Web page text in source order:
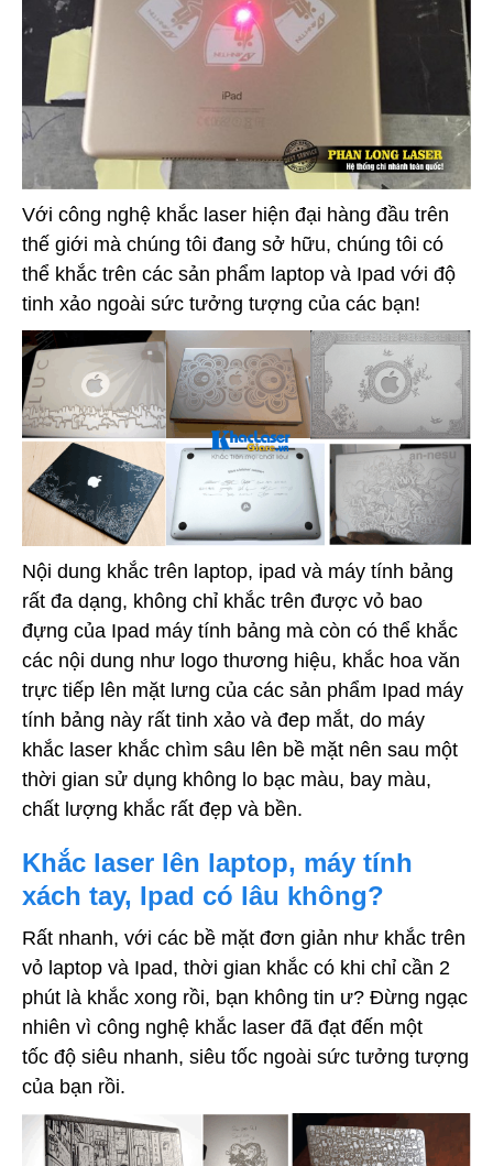
Với công nghệ khắc laser hiện đại hàng đầu trên
thế giới mà chúng tôi đang sở hữu, chúng tôi có
thể khắc trên các sản phẩm laptop và Ipad với độ
tinh xảo ngoài sức tưởng tượng của các bạn!
Nội dung khắc trên laptop, ipad và máy tính bảng
rất đa dạng, không chỉ khắc trên được vỏ bao
đựng của Ipad máy tính bảng mà còn có thể khắc
các nội dung như logo thương hiệu, khắc hoa văn
trực tiếp lên mặt lưng của các sản phẩm Ipad máy
tính bảng này rất tinh xảo và đep mắt, do máy
khắc laser khắc chìm sâu lên bề mặt nên sau một
thời gian sử dụng không lo bạc màu, bay màu,
chất lượng khắc rất đẹp và bền.
Khắc laser lên laptop, máy tính
xách tay, Ipad có lâu không?
Rất nhanh, với các bề mặt đơn giản như khắc trên
vỏ laptop và Ipad, thời gian khắc có khi chỉ cần 2
phút là khắc xong rồi, bạn không tin ư? Đừng ngạc
nhiên vì công nghệ khắc laser đã đạt đến một
tốc độ siêu nhanh, siêu tốc ngoài sức tưởng tượng
của bạn rồi.